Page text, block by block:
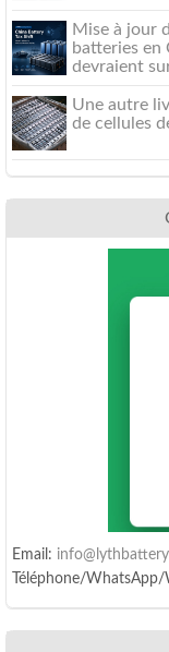
Mise à jour
batteries en
devraient
Une autre
de cellules
Email:
Téléphone/